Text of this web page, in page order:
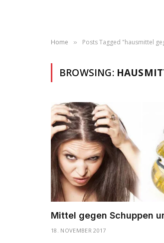
Home » Posts Tagged "hausmittel
BROWSING:
Mittel gegen Schuppen
18. NOVEMBER 2017